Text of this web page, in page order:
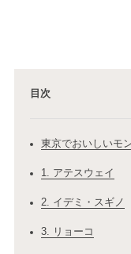
目次
東京でおいしいモ
1. アテスウェイ
2. イデミ・スギノ
3. リョーコ